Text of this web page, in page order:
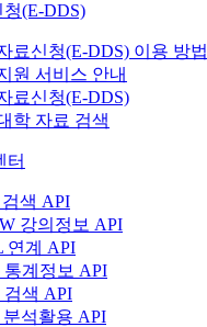
(E-DDS)
료신청(E-DDS) 이용 방법
원 서비스 안내
료신청(E-DDS)
학 자료 검색
터
검색 API
강의정보 API
연계 API
통계정보 API
검색 API
분석활용 API